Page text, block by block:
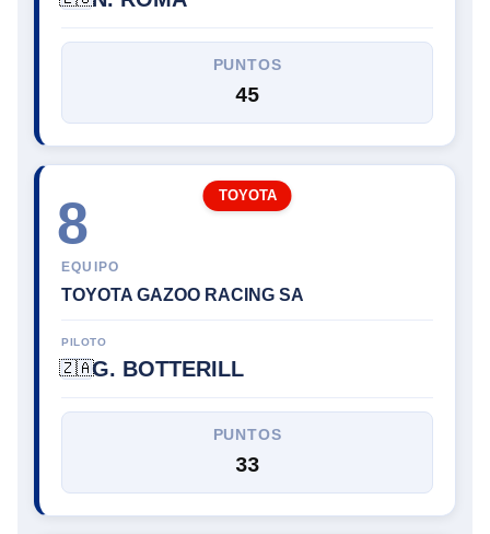
PUNTOS
45
8
EQUIPO
TOYOTA GAZOO RACING SA
TOYOTA
PILOTO
🇿🇦G. BOTTERILL
PUNTOS
33